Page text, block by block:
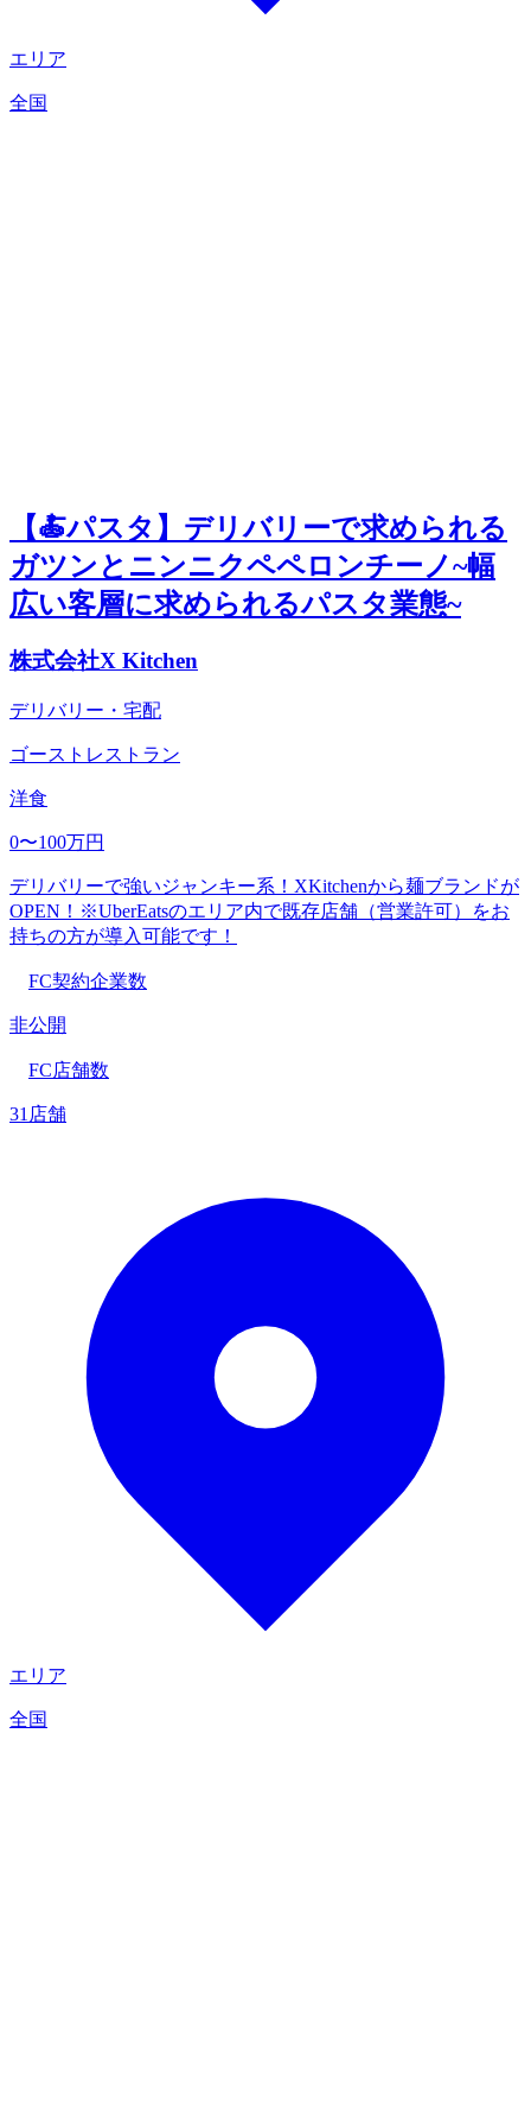
エリア
全国
【🍝パスタ】デリバリーで求められる
ガツンとニンニクペペロンチーノ~幅
広い客層に求められるパスタ業態~
株式会社X Kitchen
デリバリー・宅配
ゴーストレストラン
洋食
0〜100万円
デリバリーで強いジャンキー系！XKitchenから麺ブランドが
OPEN！※UberEatsのエリア内で既存店舗（営業許可）をお
持ちの方が導入可能です！
FC契約企業数
非公開
FC店舗数
31店舗
エリア
全国